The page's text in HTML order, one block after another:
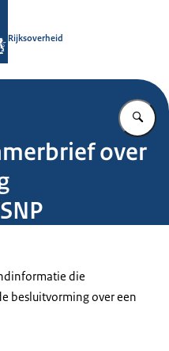
Rijksoverheid
over
die
besluitvorming over een